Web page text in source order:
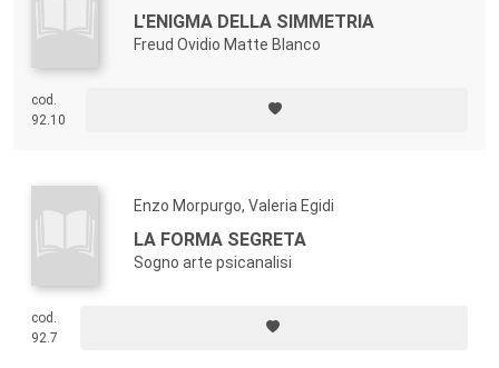
L'ENIGMA DELLA SIMMETRIA
Freud Ovidio Matte Blanco
cod.
92.10
Enzo Morpurgo, Valeria Egidi
LA FORMA SEGRETA
Sogno arte psicanalisi
cod.
92.7